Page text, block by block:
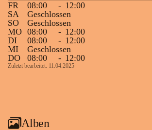
FR
08:00 - 12:00
SA
Geschlossen
SO
Geschlossen
MO 08:00 - 12:00
DI
08:00 - 12:00
MI
Geschlossen
DO
08:00 - 12:00
Zuletzt bearbeitet: 11.04.2025
Alben